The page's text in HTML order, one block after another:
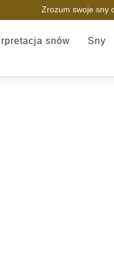
Zrozum swoje sny
snów Sny